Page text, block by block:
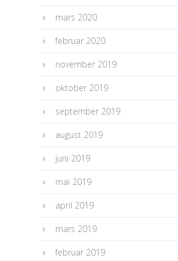
mars 2020
februar 2020
november 2019
oktober 2019
september 2019
august 2019
juni 2019
mai 2019
april 2019
mars 2019
februar 2019